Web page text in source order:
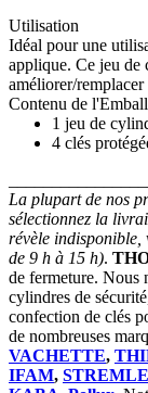
Utilisation
Idéal pour une
applique. Ce jeu de
améliorer/remplacer
Contenu de
1 jeu de
4 clés
La plupart de nos
sélectionnez la
révèle indisponible,
de 9 h à 15 h).
de fermeture. Nous
cylindres de
confection de clés
de nombreuses
VACHETTE,
IFAM,